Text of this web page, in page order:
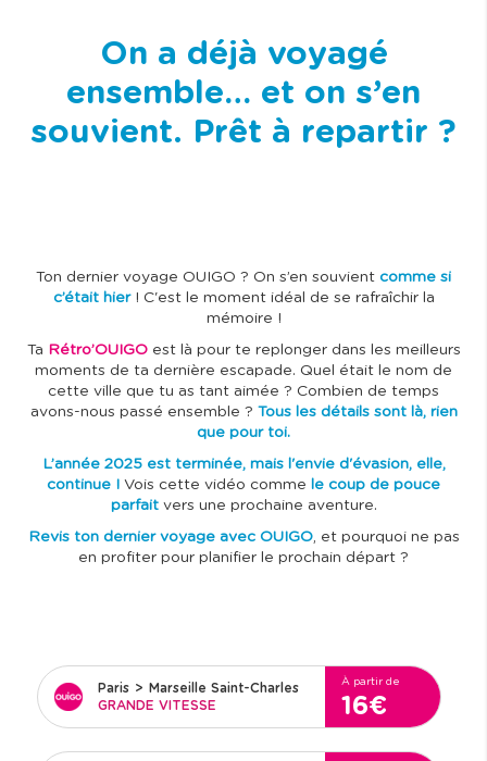
On a déjà voyagé
ensemble… et on s’en
souvient. Prêt à repartir ?
Ton dernier voyage OUIGO ? On s’en souvient comme si
c’était hier! C'est le moment idéal de se rafraîchir la
mémoire !
Ta Rétro’OUIGOest là pour te replonger dans les meilleurs
moments de ta dernière escapade. Quel était le nom de
cette ville que tu as tant aimée ? Combien de temps
avons-nous passé ensemble ? Tous les détails sont là, rien
que pour toi.
L’année 2025 est terminée, mais l'envie d'évasion, elle,
continue ! Vois cette vidéo comme le coup de pouce
parfaitvers une prochaine aventure.
Revis ton dernier voyage avec OUIGO, et pourquoi ne pas
en profiter pour planifier le prochain départ ?
Paris > Marseille Saint-Charles
GRANDE VITESSE
À partir de
16€